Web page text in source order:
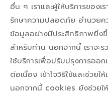
อื่น ๆ เราและผู้ให้บริการของเ
รักษาความปลอดภัย อำนวยค
ข้อมูลอย่างมีประสิทธิภาพยิ่งขึ้
สำหรับท่าน นอกจากนี้ เราจะ
ใช้บริการเพื่อปรับปรุงการออ
ต่อเนื่อง เข้าใจวิธีใช้และช่วย
นอกจากนี้ cookies ยังช่วยให้